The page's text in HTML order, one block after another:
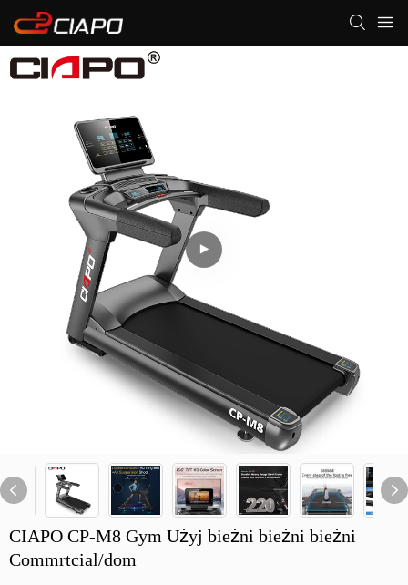
CIAPO CP-M8 Gym Użyj bieżni bieżni bieżni
Commrtcial/dom